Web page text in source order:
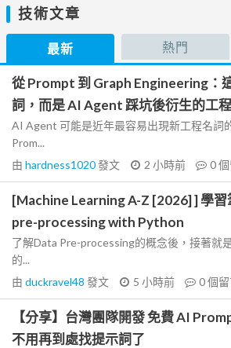
技術文章
最新 熱門
從 Prompt 到 Graph Engineering：
詞，而是 AI Agent 踩坑後衍生的工程
AI Agent 可能是近年最容易出現新工程名詞
Prom...
由 hardness1020發文 2 小時前 0
[Machine Learning A-Z [2026] ] 學
pre-processing with Python
了解Data Pre-processing的概念後，接著就
的...
由 duckravel48 發文 5 小時前 0個
【分享】台灣團隊開發 免費 AI
不用再到處找提示詞了